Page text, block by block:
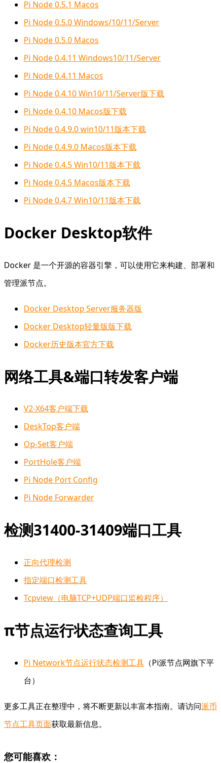
Pi Node 0.5.1 Macos
Pi Node 0.5.0 Windows/10/11/Server
Pi Node 0.5.0 Macos
Pi Node 0.4.11 Windows10/11/Server
Pi Node 0.4.11 Macos
Pi Node 0.4.10 Win10/11/Server版下载
Pi Node 0.4.10 Macos版下载
Pi Node 0.4.9.0 win10/11版本下载
Pi Node 0.4.9.0 Macos版本下载
Pi Node 0.4.5 Win10/11版本下载
Pi Node 0.4.5 Macos版本下载
Pi Node 0.4.7 Win10/11版本下载
Docker Desktop软件
Docker 是一个开源的容器引擎，可以使用它来构建、部署和
管理派节点。
Docker Desktop Server服务器版
Docker Desktop轻量版版下载
Docker历史版本官方下载
网络工具&端口转发客户端
V2-X64客户端下载
DeskTop客户端
Op-Set客户端
PortHole客户端
Pi Node Port Config
Pi Node Forwarder
检测31400-31409端口工具
正向代理检测
指定端口检测工具
Tcpview（电脑TCP+UDP端口监检程序）
π节点运行状态查询工具
Pi Network节点运行状态检测工具 （Pi派节点网旗下平
台）
更多工具正在整理中，将不断更新以丰富本指南。请访问派币
节点工具页面获取最新信息。
您可能喜欢：